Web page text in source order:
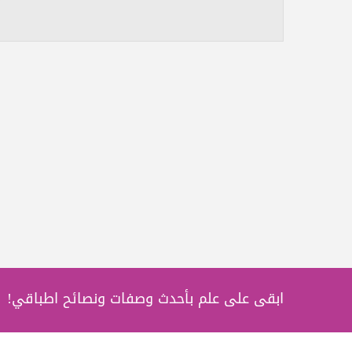
ابقى على علم بأحدث وصفات ونصائح اطباقي!